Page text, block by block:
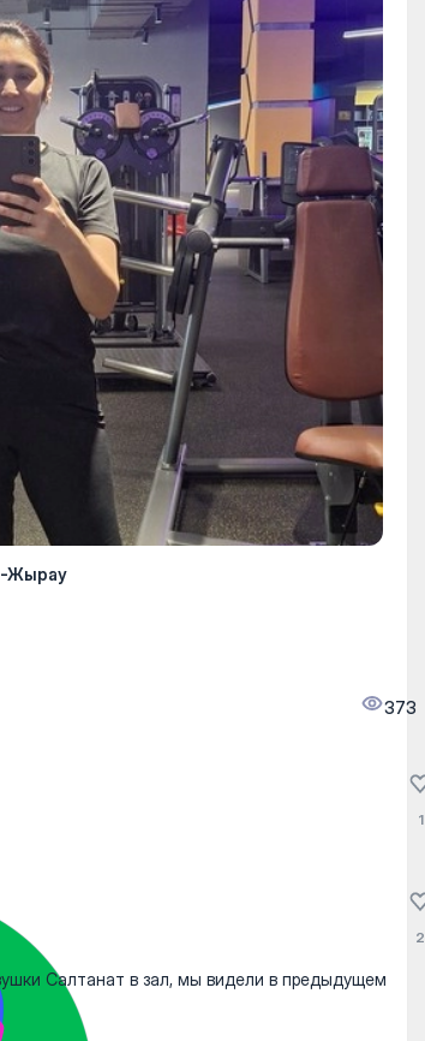
Жырау
373
1
Салтанат в зал, мы видели в предыдущем
2